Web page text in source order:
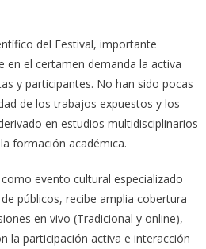
del Festival, importante
en el certamen demanda la activa
y participantes. No han sido pocas
de los trabajos expuestos y los
en estudios multidisciplinarios
formación académica.
evento cultural especializado
públicos, recibe amplia cobertura
en vivo (Tradicional y online),
la participación activa e interacción